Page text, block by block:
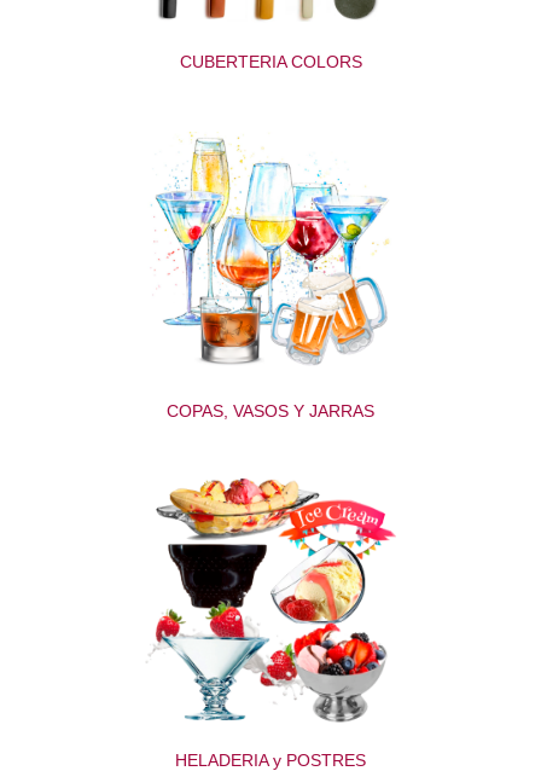
CUBERTERIA COLORS
COPAS, VASOS Y JARRAS
HELADERIA y POSTRES